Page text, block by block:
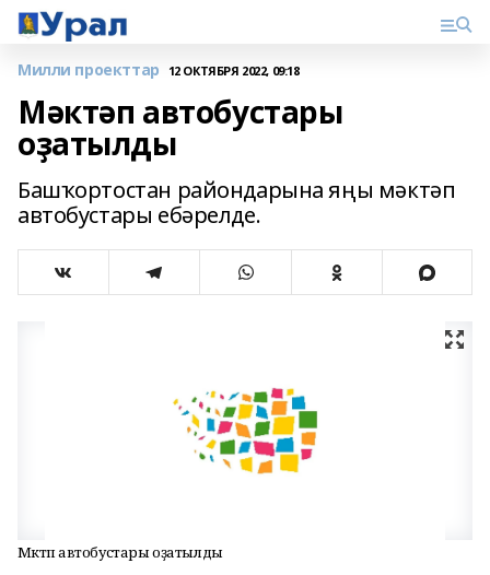
Милли проекттар 12 ОКТЯБРЯ 2022, 09:18
Мәктәп автобустары
оҙатылды
Башҡортостан райондарына яңы мәктәп
автобустары ебәрелде.
Мәктәп автобустары оҙатылды